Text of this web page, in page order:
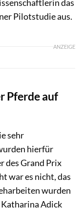
das
Pilotstudie aus.
ANZEIGE
Pferde auf
sehr
hierfür
des Grand Prix
war es nicht, das
wurden
Adick